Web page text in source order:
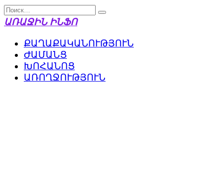
Перейти
к
Search
for:
ԱՌԱՋԻՆ ԻՆՖՈ
ՔԱՂԱՔԱԿԱՆՈՒԹՅՈՒՆ
ԺԱՄԱՆՑ
ԽՈՀԱՆՈՑ
ԱՌՈՂՋՈՒԹՅՈՒՆ